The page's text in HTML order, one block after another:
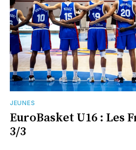
JEUNES
EuroBasket U16 : Les
3/3